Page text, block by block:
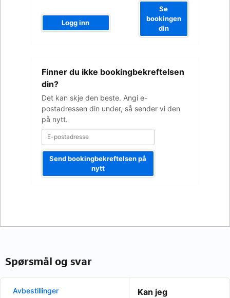
Logg inn
Se
bookingen
din
Finner du ikke bookingbekreftelsen
din?
Det kan skje den beste. Angi e-
postadressen din under, så sender vi den
på nytt.
postadresse
Send bookingbekreftelsen på
nytt
Spørsmål og svar
Avbestillinger
Kan jeg